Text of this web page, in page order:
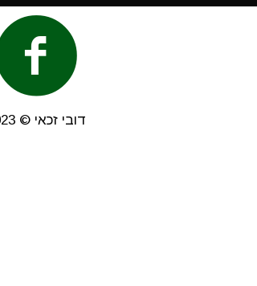
דובי זכאי © 2023